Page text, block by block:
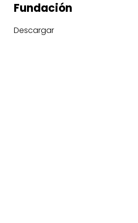
Fundación
Descargar